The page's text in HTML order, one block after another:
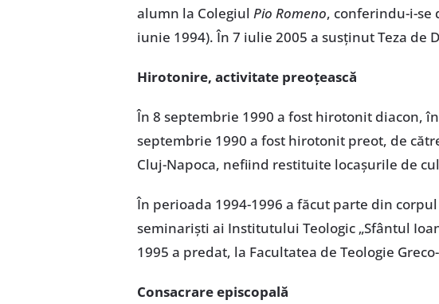
alumn la Colegiul Pio Romeno, conferindu-i-se
iunie 1994). În 7 iulie 2005 a susținut Teza de
Hirotonire, activitate preoțească
În 8 septembrie 1990 a fost hirotonit diacon,
septembrie 1990 a fost hirotonit preot, de
Cluj-Napoca, nefiind restituite locașurile de
În perioada 1994-1996 a făcut parte din
seminariști ai Institutului Teologic „Sfântul
1995 a predat, la Facultatea de Teologie
Consacrare episcopală